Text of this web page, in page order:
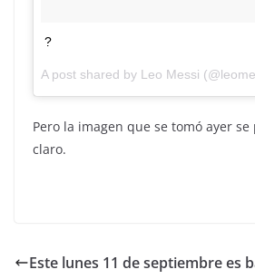
?
A post shared by Leo Messi
Pero la imagen que se tomó ayer
claro.
Este lunes 11 de septiembre es